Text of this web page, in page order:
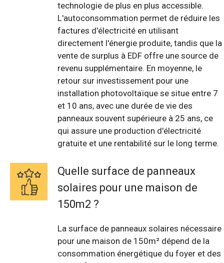
technologie de plus en plus accessible.
L'autoconsommation permet de réduire les
factures d'électricité en utilisant
directement l'énergie produite, tandis que la
vente de surplus à EDF offre une source de
revenu supplémentaire. En moyenne, le
retour sur investissement pour une
installation photovoltaïque se situe entre 7
et 10 ans, avec une durée de vie des
panneaux souvent supérieure à 25 ans, ce
qui assure une production d'électricité
gratuite et une rentabilité sur le long terme.
Quelle surface de panneaux
solaires pour une maison de
150m2 ?
La surface de panneaux solaires nécessaire
pour une maison de 150m² dépend de la
consommation énergétique du foyer et des